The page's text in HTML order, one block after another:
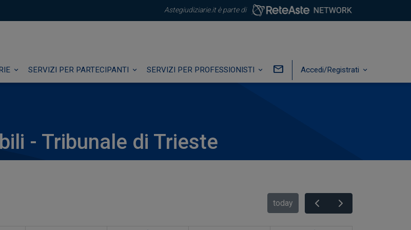
Astegiudiziarie.it è parte di
SERVIZI PER PARTECIPANTI SERVIZI PER PROFESSIONISTI Accedi/Registrati
- Tribunale di Trieste
today